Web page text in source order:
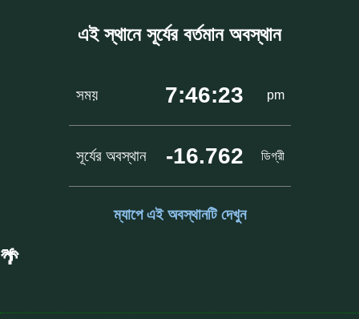
এই স্থানে সূর্যের বর্তমান অবস্থান
সময় 7:46:23 pm
সূর্যের অবস্থান -16.762 ডিগ্রী
ম্যাপে এই অবস্থানটি দেখুন
🌴